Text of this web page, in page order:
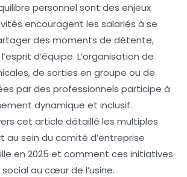
personnel sont des enjeux
encouragent les salariés à se
des moments de détente,
d’équipe. L’organisation de
de sorties en groupe ou de
par des professionnels participe à
dynamique et inclusif.
cet article détaillé les multiples
sein du comité d’entreprise
en 2025 et comment ces initiatives
au cœur de l’usine.